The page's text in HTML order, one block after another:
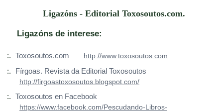
Ligazóns - Editorial Toxosoutos.com.
Ligazóns de interese:
:. Toxosoutos.com
http://www.toxosoutos.com
:.
Fírgoas. Revista da Editorial Toxosoutos
http://firgoastoxosoutos.blogspot.com/
:.
Toxosoutos en Facebook
https://www.facebook.com/Pescudando-Libros-